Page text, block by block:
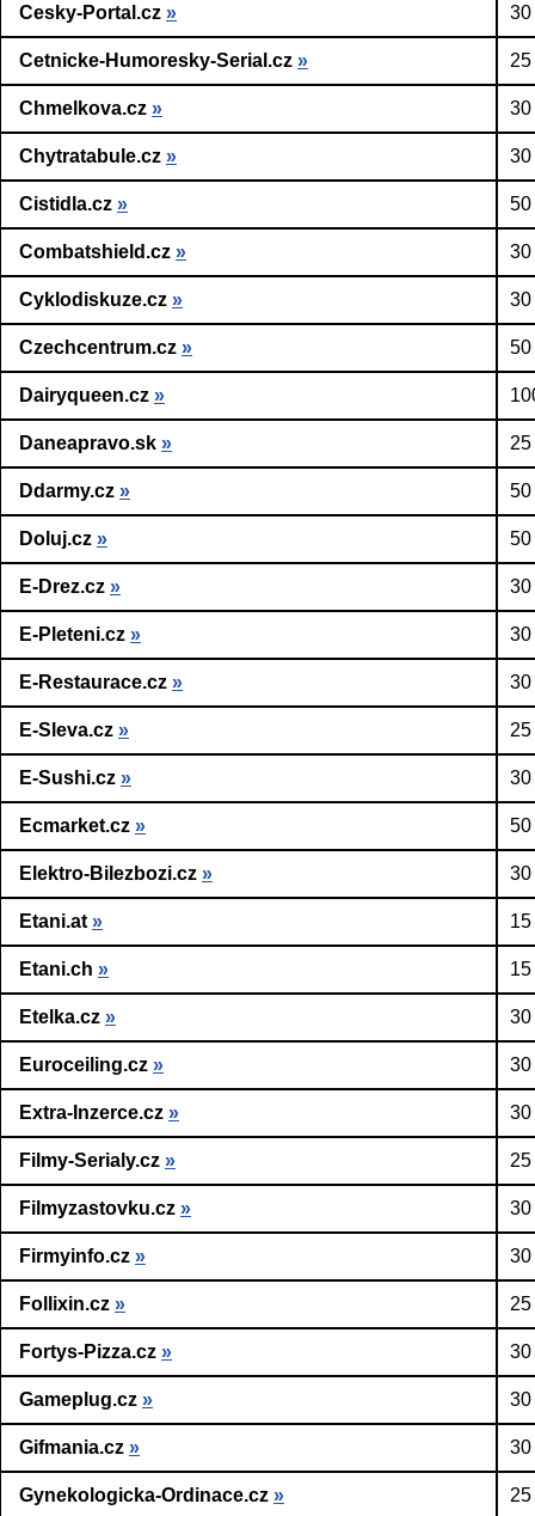
Cesky-Portal.cz » 30
Cetnicke-Humoresky-Serial.cz »
Chmelkova.cz » 30
Chytratabule.cz » 30
Cistidla.cz » 50
Combatshield.cz » 30
Cyklodiskuze.cz » 30
Czechcentrum.cz » 50
Dairyqueen.cz »
Daneapravo.sk »
Ddarmy.cz » 50
Doluj.cz » 50
E-Drez.cz » 30
E-Pleteni.cz » 30
E-Restaurace.cz » 30
E-Sleva.cz »
E-Sushi.cz » 30
Ecmarket.cz » 50
Elektro-Bilezbozi.cz » 30
Etani.at »
Etani.ch »
Etelka.cz » 30
Euroceiling.cz » 30
Extra-Inzerce.cz » 30
Filmy-Serialy.cz »
Filmyzastovku.cz » 30
Firmyinfo.cz » 30
Follixin.cz »
Fortys-Pizza.cz » 30
Gameplug.cz » 30
Gifmania.cz » 30
Gynekologicka-Ordinace.cz »